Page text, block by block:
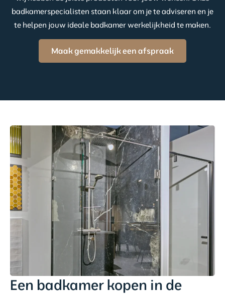
badkamerspecialisten staan klaar om je te adviseren en je
te helpen jouw ideale badkamer werkelijkheid te maken.
Maak gemakkelijk een afspraak
Een badkamer kopen in de